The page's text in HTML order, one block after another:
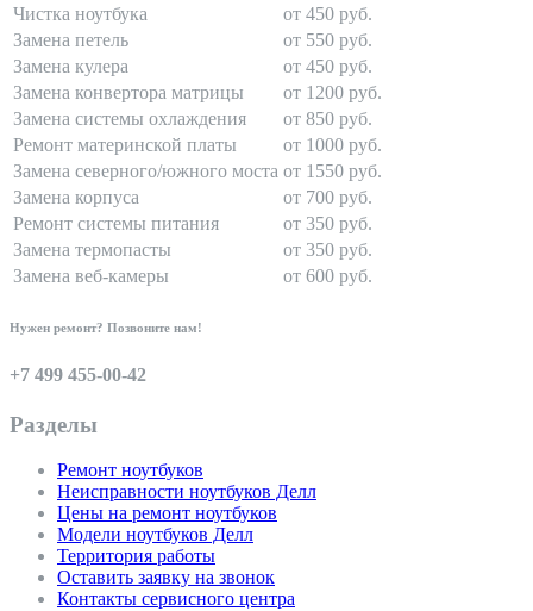
Чистка ноутбука
от 450 руб.
Замена петель
от 550 руб.
Замена кулера
от 450 руб.
Замена конвертора матрицы
от 1200 руб.
Замена системы охлаждения
от 850 руб.
Ремонт материнской платы
от 1000 руб.
Замена северного/южного моста от 1550 руб.
Замена корпуса
от 700 руб.
Ремонт системы питания
от 350 руб.
Замена термопасты
от 350 руб.
Замена веб-камеры
от 600 руб.
Нужен ремонт? Позвоните нам!
+7 499 455-00-42
Разделы
Ремонт ноутбуков
Неисправности ноутбуков Делл
Цены на ремонт ноутбуков
Модели ноутбуков Делл
Территория работы
Оставить заявку на звонок
Контакты сервисного центра